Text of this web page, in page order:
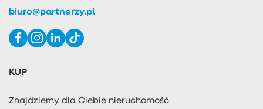
biuro@partnerzy.pl
KUP
Znajdziemy dla Ciebie nieruchomość